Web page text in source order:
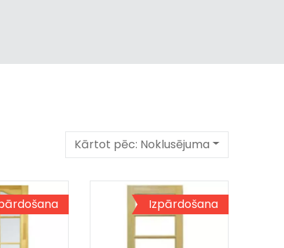
Kārtot pēc: Noklusējuma
Izpārdošana